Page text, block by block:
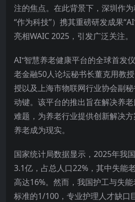
注的焦点。在此背景下，深圳作
“作为科技”）携其重磅研发成果
亮相WAIC 2025，引发广泛关注。
AI⁺智慧养老健康平台的全球首发
老金融50人论坛秘书长董克用教
授以及上海市物联网行业协会副
动键。该平台的推出旨在解决养
难题，为养老行业提供创新解决
养老成为现实。
国家统计局数据显示，2025年我
3.1亿，占总人口22%，其中失能
高达16%。然而，我国护工与失
标准的1/100，专业护理人才缺口